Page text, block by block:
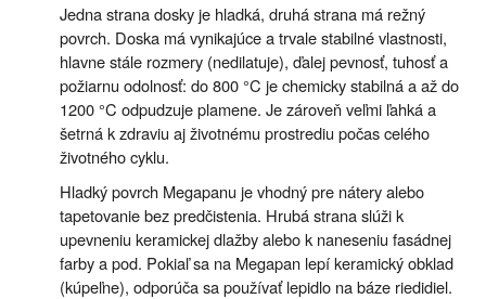
Jedna strana dosky je hladká, druhá strana má režný
povrch. Doska má vynikajúce a trvale stabilné vlastnosti,
hlavne stále rozmery (nedilatuje), ďalej pevnosť, tuhosť a
požiarnu odolnosť: do 800 °C je chemicky stabilná a až do
1200 °C odpudzuje plamene. Je zároveň veľmi ľahká a
šetrná k zdraviu aj životnému prostrediu počas celého
životného cyklu.
Hladký povrch Megapanu je vhodný pre nátery alebo
tapetovanie bez predčistenia. Hrubá strana slúži k
upevneniu keramickej dlažby alebo k naneseniu fasádnej
farby a pod. Pokiaľ sa na Megapan lepí keramický obklad
(kúpeľne), odporúča sa používať lepidlo na báze riedidiel.